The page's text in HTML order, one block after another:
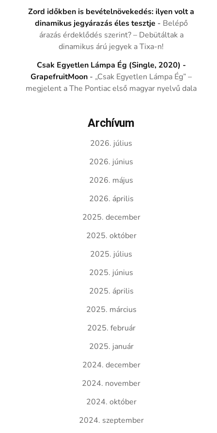
Zord időkben is bevételnövekedés: ilyen volt a
dinamikus jegyárazás éles tesztje - Belépő
árazás érdeklődés szerint? – Debütáltak a
dinamikus árú jegyek a Tixa-n!
Csak Egyetlen Lámpa Ég (Single, 2020) -
GrapefruitMoon - „Csak Egyetlen Lámpa Ég” –
megjelent a The Pontiac első magyar nyelvű dala
Archívum
2026. július
2026. június
2026. május
2026. április
2025. december
2025. október
2025. július
2025. június
2025. április
2025. március
2025. február
2025. január
2024. december
2024. november
2024. október
2024. szeptember